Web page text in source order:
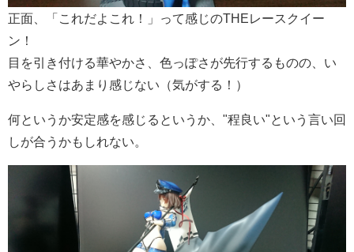
正面、「これだよこれ！」って感じのTHEレースクイー
ン！
目を引き付ける華やかさ、色っぽさが先行するものの、い
やらしさはあまり感じない（気がする！）
何というか安定感を感じるというか、"程良い"という言い回
しが合うかもしれない。